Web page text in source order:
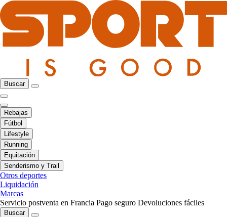
Buscar
Rebajas
Fútbol
Lifestyle
Running
Equitación
Senderismo y Trail
Otros deportes
Liquidación
Marcas
Servicio postventa en Francia Pago seguro Devoluciones fáciles
Buscar